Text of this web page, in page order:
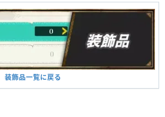
装飾品一覧に戻る